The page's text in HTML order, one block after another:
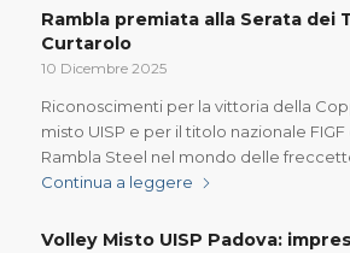
Rambla premiata alla Serata dei
Curtarolo
10 Dicembre 2025
Riconoscimenti per la vittoria della
misto UISP e per il titolo nazionale
Rambla Steel nel mondo delle
Continua a leggere
Volley Misto UISP Padova: